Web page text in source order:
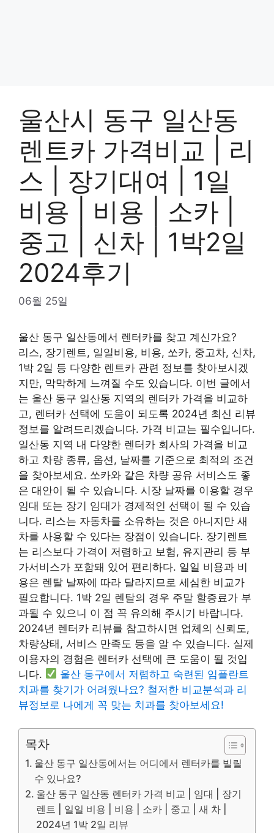
울산시 동구 일산동
렌트카 가격비교 | 리
스 | 장기대여 | 1일
비용 | 비용 | 소카 |
중고 | 신차 | 1박2일
2024후기
06월 25일
울산 동구 일산동에서 렌터카를 찾고 계신가요?
리스, 장기렌트, 일일비용, 비용, 쏘카, 중고차, 신차,
1박 2일 등 다양한 렌트카 관련 정보를 찾아보시겠
지만, 막막하게 느껴질 수도 있습니다. 이번 글에서
는 울산 동구 일산동 지역의 렌터카 가격을 비교하
고, 렌터카 선택에 도움이 되도록 2024년 최신 리뷰
정보를 알려드리겠습니다. 가격 비교는 필수입니다.
일산동 지역 내 다양한 ​​렌터카 회사의 가격을 비교
하고 차량 종류, 옵션, 날짜를 기준으로 최적의 조건
을 찾아보세요. 쏘카와 같은 차량 공유 서비스도 좋
은 대안이 될 수 있습니다. 시장 날짜를 이용할 경우
임대 또는 장기 임대가 경제적인 선택이 될 수 있습
니다. 리스는 자동차를 소유하는 것은 아니지만 새
차를 사용할 수 있다는 장점이 있습니다. 장기렌트
는 리스보다 가격이 저렴하고 보험, 유지관리 등 부
가서비스가 포함돼 있어 편리하다. 일일 비용과 비
용은 렌탈 날짜에 따라 달라지므로 세심한 비교가
필요합니다. 1박 2일 렌탈의 경우 주말 할증료가 부
과될 수 있으니 이 점 꼭 유의해 주시기 바랍니다.
2024년 렌터카 리뷰를 참고하시면 업체의 신뢰도,
차량상태, 서비스 만족도 등을 알 수 있습니다. 실제
이용자의 경험은 렌터카 선택에 큰 도움이 될 것입
니다.
울산 동구에서 저렴하고 숙련된 임플란트
치과를 찾기가 어려웠나요? 철저한 비교분석과 리
뷰정보로 나에게 꼭 맞는 치과를 찾아보세요!
목차
울산 동구 일산동에서는 어디에서 렌터카를 빌릴
수 있나요?
울산 동구 일산동 렌터카 가격 비교 | 임대 | 장기
렌트 | 일일 비용 | 비용 | 소카 | 중고 | 새 차 |
2024년 1박 2일 리뷰